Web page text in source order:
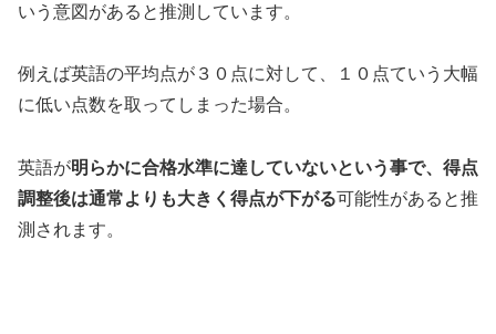
いう意図があると推測しています。
例えば英語の平均点が３０点に対して、１０点ていう大幅
に低い点数を取ってしまった場合。
英語が明らかに合格水準に達していないという事で、得点
調整後は通常よりも大きく得点が下がる可能性があると推
測されます。